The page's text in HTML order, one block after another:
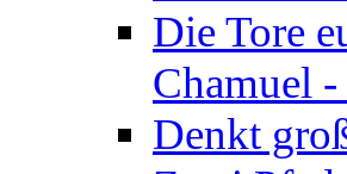
Die Tore
Chamuel
Denkt